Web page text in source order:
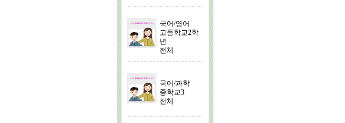
국어/영어
고등학교2학
년
전체
국어/과학
중학교3
전체